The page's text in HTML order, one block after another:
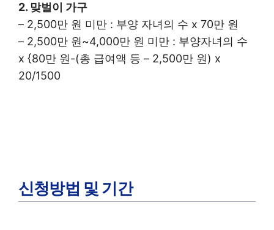
2. 맞벌이 가구
– 2,500만 원 미만 : 부양 자녀의 수 x 70만 원
– 2,500만 원~4,000만 원 미만 : 부양자녀의 수
x {80만 원-(총 급여액 등 – 2,500만 원) x
20/1500
신청방법 및 기간